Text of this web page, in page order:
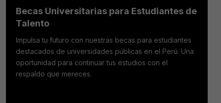
Becas Universitarias para Estudiantes de
Talento
Impulsa tu futuro con nuestras becas para estudiantes
destacados de universidades públicas en el Perú. Una
oportunidad para continuar tus estudios con el
respaldo que mereces.